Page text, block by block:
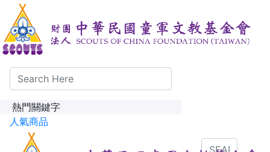
熱門關鍵字
人氣商品